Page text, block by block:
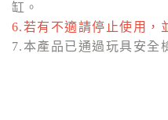
缸。
6.若有不適請停止使用，
7.本產品已通過玩具安全